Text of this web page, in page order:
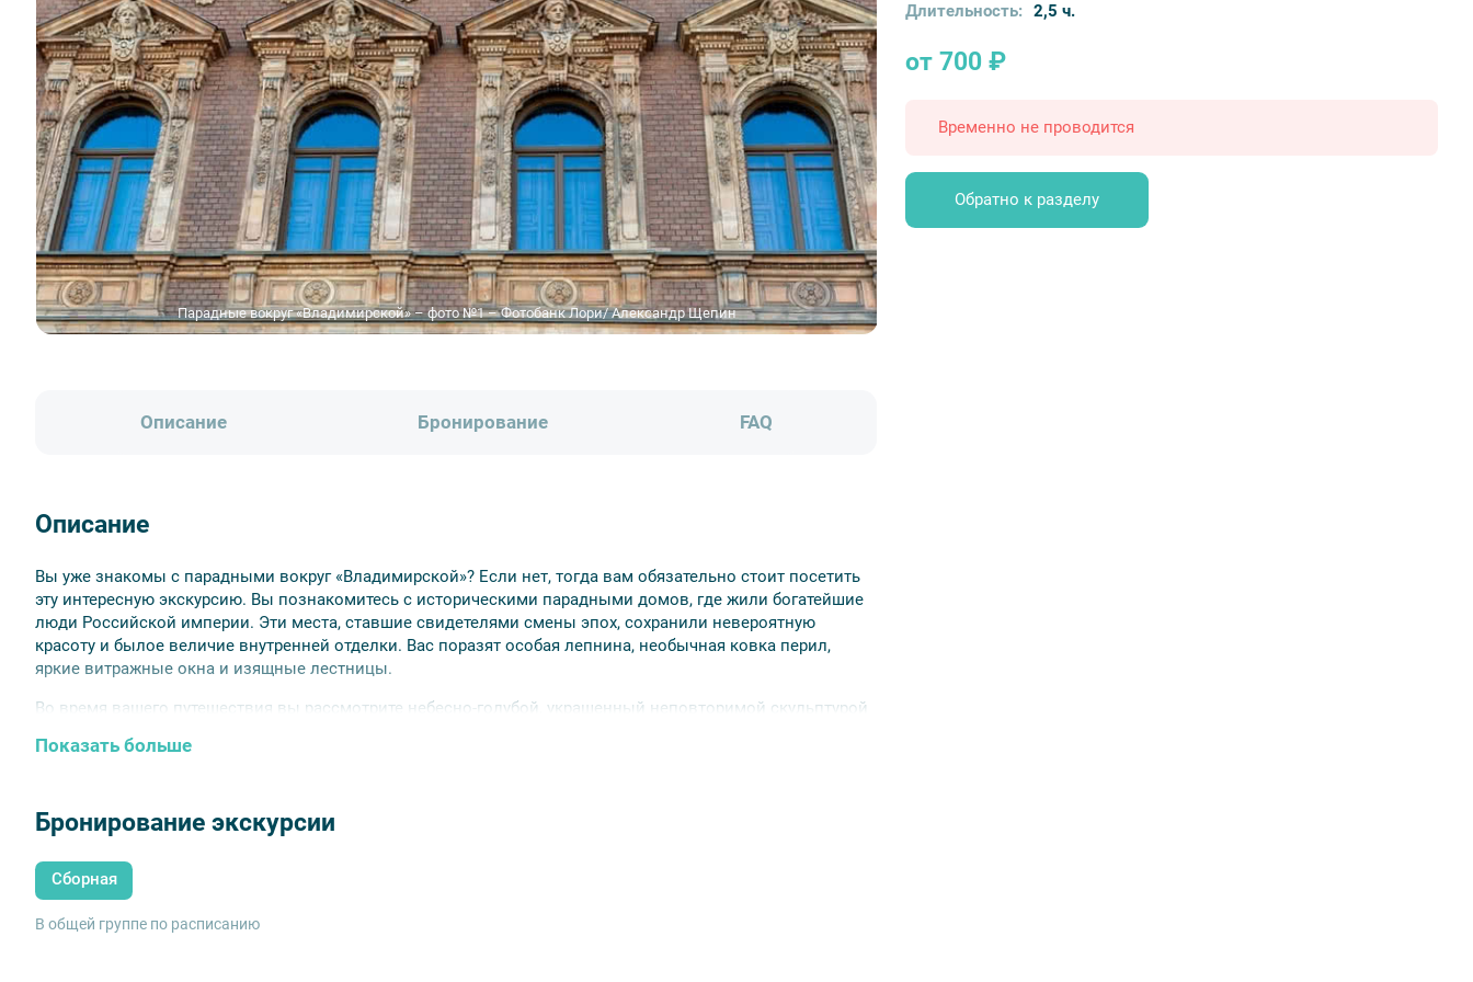
Парадные вокруг «Владимирской» – фото №1 – Фотобанк Лори/ Александр Щепин
от 700 ₽
Длительность: 2,5 ч.
Временно не проводится
Обратно к разделу
Описание Бронирование FAQ
Описание
Вы уже знакомы с парадными вокруг «Владимирской»? Если нет, тогда вам обязательно стоит посетить
эту интересную экскурсию. Вы познакомитесь с историческими парадными домов, где жили богатейшие
люди Российской империи. Эти места, ставшие свидетелями смены эпох, сохранили невероятную
красоту и былое величие внутренней отделки. Вас поразят особая лепнина, необычная ковка перил,
яркие витражные окна и изящные лестницы.
Во время вашего путешествия вы рассмотрите небесно-голубой, украшенный неповторимой скульптурой
Рубинштейна, сохранивший оригинальный камин. И доходный дом купца Г. Г. Елисеева, известный своей
большого количества известных кинокартин.
В ходе экскурсии вы пройдете по Невскому проспекту, то и дело сворачивая в тупики и тихие улочки. И
закончите ваше путешествие на Кузнечном переулке.
Показать больше
Бронирование экскурсии
Сборная
В общей группе по расписанию